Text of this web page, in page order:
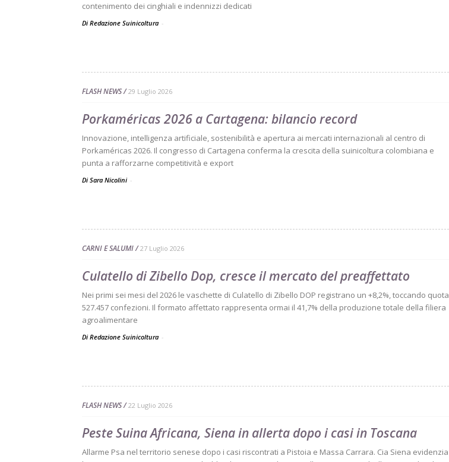
contenimento dei cinghiali e indennizzi dedicati
Di Redazione Suinicoltura -
FLASH NEWS 29 Luglio 2026
Porkaméricas 2026 a Cartagena: bilancio record
Innovazione, intelligenza artificiale, sostenibilità e apertura ai mercati internazionali al centro di
Porkaméricas 2026. Il congresso di Cartagena conferma la crescita della suinicoltura colombiana e
punta a rafforzarne competitività e export
Di Sara Nicolini -
CARNI E SALUMI 27 Luglio 2026
Culatello di Zibello Dop, cresce il mercato del preaffettato
Nei primi sei mesi del 2026 le vaschette di Culatello di Zibello DOP registrano un +8,2%, toccando quota
527.457 confezioni. Il formato affettato rappresenta ormai il 41,7% della produzione totale della filiera
agroalimentare
Di Redazione Suinicoltura -
FLASH NEWS 22 Luglio 2026
Peste Suina Africana, Siena in allerta dopo i casi in Toscana
Allarme Psa nel territorio senese dopo i casi riscontrati a Pistoia e Massa Carrara. Cia Siena evidenzia